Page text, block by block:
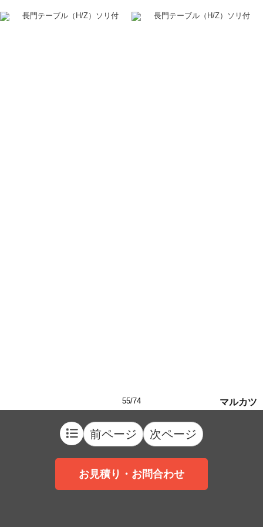
55/74 マルカツ
前ページ 次ページ
お見積り・お問合わせ